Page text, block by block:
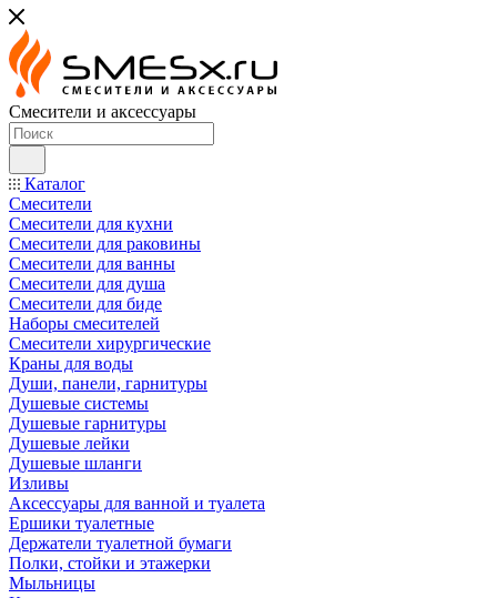
Смесители и аксессуары
Каталог
Смесители
Смесители для кухни
Смесители для раковины
Смесители для ванны
Смесители для душа
Смесители для биде
Наборы смесителей
Смесители хирургические
Краны для воды
Души, панели, гарнитуры
Душевые системы
Душевые гарнитуры
Душевые лейки
Душевые шланги
Изливы
Аксессуары для ванной и туалета
Ершики туалетные
Держатели туалетной бумаги
Полки, стойки и этажерки
Мыльницы